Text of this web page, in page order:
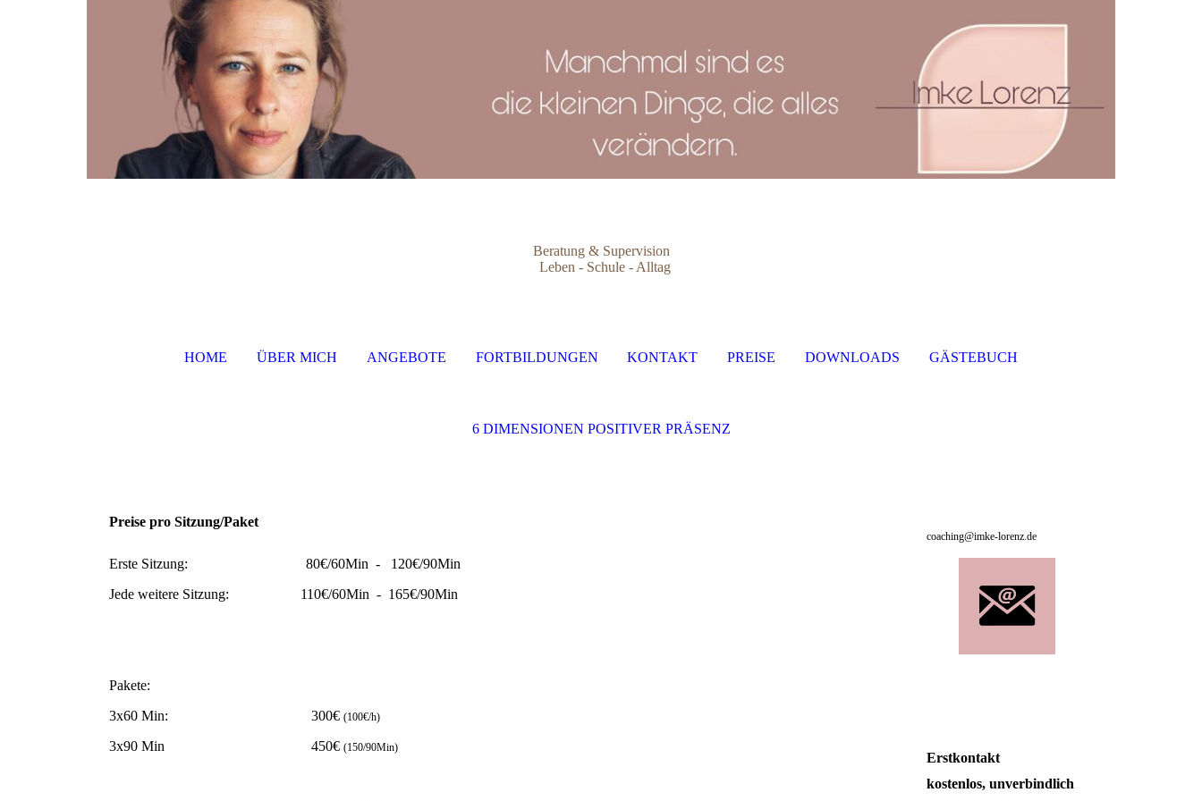
Beratung & Supervision
Leben - Schule - Alltag
HOME ÜBER MICH ANGEBOTE FORTBILDUNGEN KONTAKT PREISE DOWNLOADS GÄSTEBUCH
6 DIMENSIONEN POSITIVER PRÄSENZ
Preise pro Sitzung/Paket
Erste Sitzung: 80€/60Min - 120€/90Min
Jede weitere Sitzung: 110€/60Min - 165€/90Min
Pakete:
3x60 Min: 300€ (100€/h)
3x90 Min 450€ (150/90Min)
coaching@imke-lorenz.de
Erstkontakt
kostenlos, unverbindlich